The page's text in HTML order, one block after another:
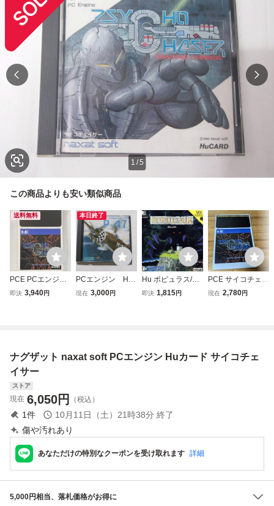
1 /5
この商品よりも安い類似商品
送料無料
PCE PCエンジン
Huカード サイコ
即決 3,940円
本日終了
PCエンジン Hu
カード P-47
現在 3,000円
Hu ポピュラス/PC
エンジン
即決 1,815円
PCE サイコチェイ
サー Huカードの
現在 2,780円
ナグザット naxat soft PCエンジン Huカード サイコチェ
イサー
ストア
現在 6,050円 （税込）
1件 10月11日（土）21時38分 終了
傷や汚れあり
あなただけの特別なクーポンを受け取れます 詳細
5,000円相当、落札価格がお得に